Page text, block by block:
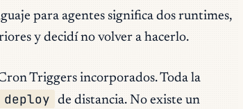
para agentes significa dos runtimes,
y decidí no volver a hacerlo.
Triggers incorporados. Toda la
de distancia. No existe un